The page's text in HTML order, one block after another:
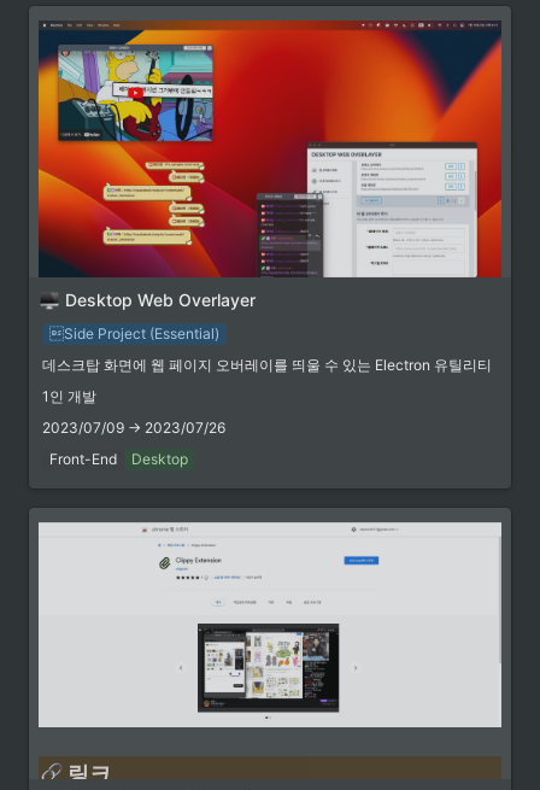
DEMO
front.haenu.dev
https://front.haenu.dev/
담당 역할 및 기술 스택
링크
데스크탑 화면에 웹 페이지 오버
레이를 띄울 수 있는 Electron 유
틸리티. Contribute to
skymins04/desktop-web-
overlayer development by
creating an account on
담당 역할 및 기술 스택
Desktop Web Overlayer
Side Project (Essential)
데스크탑 화면에 웹 페이지 오버레이를 띄울 수 있는 Electron 유틸리티
1인 개발
2023/07/09 → 2023/07/26
Front-End
Desktop
링크